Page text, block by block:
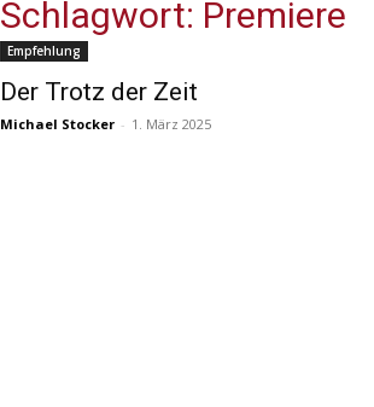
Schlagwort: Premiere
Empfehlung
Der Trotz der Zeit
Michael Stocker - 1. März 2025